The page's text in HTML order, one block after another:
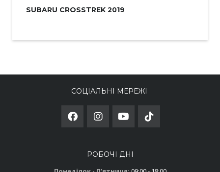
SUBARU CROSSTREK 2019
СОЦІАЛЬНІ МЕРЕЖІ
РОБОЧІ ДНІ